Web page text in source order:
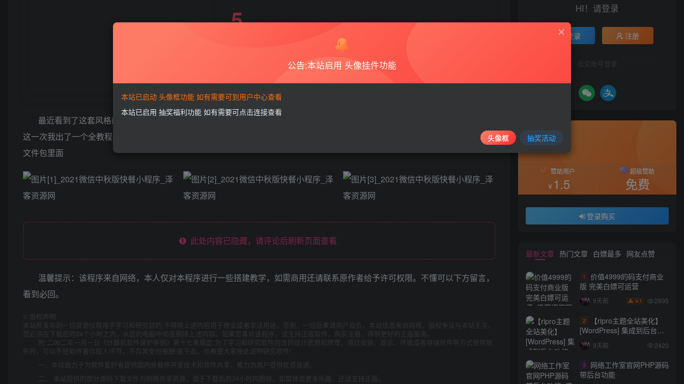
￥5￥99
免费
登录购买
最近看到了这套风格的小程序，说实在的挺好看，然后给大家分享一下吧，鉴于对上次分享的小程序来看还是很多小白不会改，
这一次我出了一个全教程，还给大家加了一个背景音乐（可以自行更换），如果这个帖子火了我跟进弄全年皮肤包，具体教程已放置
文件包里面
此处内容已隐藏，请评论后刷新页面查看.
温馨提示：该程序来自网络，本人仅对本程序进行一些搭建教学，如需商用还请联系原作者给予许可权限。不懂可以下方留言，
看到必回。
版权声明
本站所发布的一切资源仅限用于学习和研究目的;不得将上述内容用于商业或者非法用途，否则，一切后果请用户自负。本站信息来自网络，版权争议与本站无关。
您必须在下载后的24个小时之内，从您的电脑中彻底删除上述内容。如果您喜欢该程序，请支持正版软件，购买注册，得到更好的正版服务。
附:二00二年一月一日《计算机软件保护条例》第十七条规定:为了学习和研究软件内含的设计思想和原理，通过安装、显示、传输或者存储软件等方式使用软
件的，可以不经软件著作权人许可，不向其支付报酬!鉴于此，也希望大家按此说明研究软件!
一、本站致力于为软件爱好者提供国内外软件开发技术和软件共享，着力为用户提供优资资源。
二、 本站提供的部分源码下载文件为网络共享资源，请于下载后的24小时内删除。如需体验更多乐趣，还请支持正版。
HI！请登录
登录 注册
社交账号登录
5
赞助用户
￥ 1.5
超级赞助
免费
登录购买
最新文章 热门文章 白嫖最多 网友点赞
1
价值4999的码支付商业
版 完美白嫖可运营
9天前 ￥ 1 2895
2
【ripro主题全站美化】
[WordPress] 集成到后台功
能的全站美化包
WordPress…
9天前 2420
3
网络工作室官网PHP源码
带后台功能
公告:本站启用 头像挂件功能
本站已启动 头像框功能 如有需要可到用户中心查看
本站已启用 抽奖福利功能 如有需要可点击连接查看
头像框 抽奖活动